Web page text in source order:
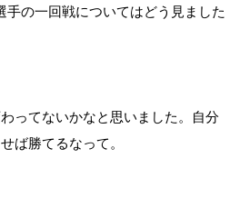
の一回戦についてはどう見ました
ってないかなと思いました。自分
ば勝てるなって。